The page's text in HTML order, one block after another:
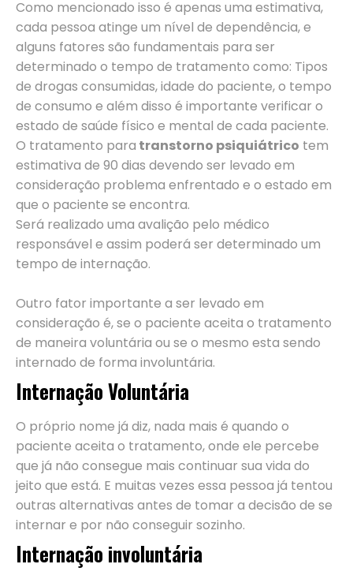
Como mencionado isso é apenas uma estimativa,
cada pessoa atinge um nível de dependência, e
alguns fatores são fundamentais para ser
determinado o tempo de tratamento como: Tipos
de drogas consumidas, idade do paciente, o tempo
de consumo e além disso é importante verificar o
estado de saúde físico e mental de cada paciente.
O tratamento para transtorno psiquiátrico tem
estimativa de 90 dias devendo ser levado em
consideração problema enfrentado e o estado em
que o paciente se encontra.
Será realizado uma avalição pelo médico
responsável e assim poderá ser determinado um
tempo de internação.
Outro fator importante a ser levado em
consideração é, se o paciente aceita o tratamento
de maneira voluntária ou se o mesmo esta sendo
internado de forma involuntária.
Internação Voluntária
O próprio nome já diz, nada mais é quando o
paciente aceita o tratamento, onde ele percebe
que já não consegue mais continuar sua vida do
jeito que está. E muitas vezes essa pessoa já tentou
outras alternativas antes de tomar a decisão de se
internar e por não conseguir sozinho.
Internação involuntária